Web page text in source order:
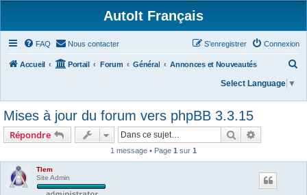
AutoIt Français
FAQ Nous contacter Connexion
S’enregistrer
Accueil Portail Forum Général Annonces et Nouveautés
c
Select Language ▼
Mises à jour du forum vers phpBB 3.3.15
Répondre Rechercher
1 message • Page 1 sur 1
Tlem
Site Admin